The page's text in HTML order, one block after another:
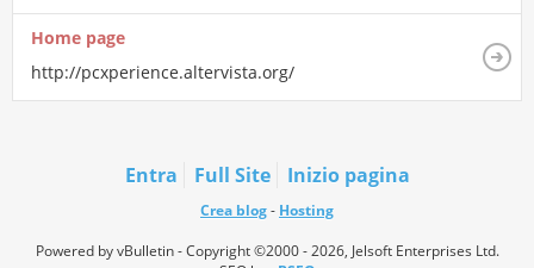
Home page
http://pcxperience.altervista.org/
Entra Full Site Inizio pagina
Crea blog- Hosting
Powered by vBulletin - Copyright ©2000 - 2026, Jelsoft Enterprises Ltd.